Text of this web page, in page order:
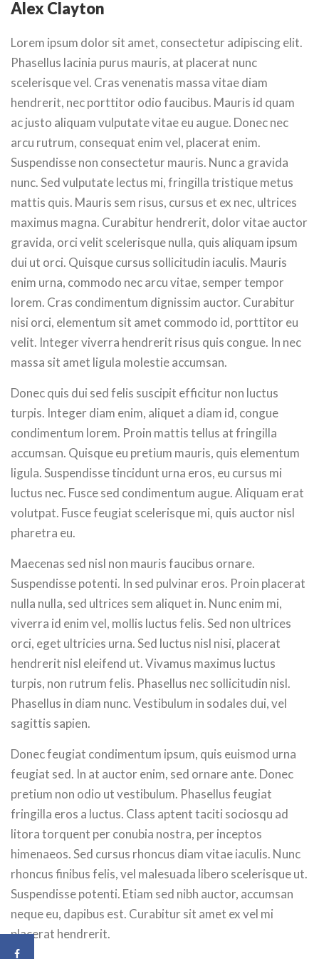
Alex Clayton
Lorem ipsum dolor sit amet, consectetur adipiscing elit.
Phasellus lacinia purus mauris, at placerat nunc
scelerisque vel. Cras venenatis massa vitae diam
hendrerit, nec porttitor odio faucibus. Mauris id quam
ac justo aliquam vulputate vitae eu augue. Donec nec
arcu rutrum, consequat enim vel, placerat enim.
Suspendisse non consectetur mauris. Nunc a gravida
nunc. Sed vulputate lectus mi, fringilla tristique metus
mattis quis. Mauris sem risus, cursus et ex nec, ultrices
maximus magna. Curabitur hendrerit, dolor vitae auctor
gravida, orci velit scelerisque nulla, quis aliquam ipsum
dui ut orci. Quisque cursus sollicitudin iaculis. Mauris
enim urna, commodo nec arcu vitae, semper tempor
lorem. Cras condimentum dignissim auctor. Curabitur
nisi orci, elementum sit amet commodo id, porttitor eu
velit. Integer viverra hendrerit risus quis congue. In nec
massa sit amet ligula molestie accumsan.
Donec quis dui sed felis suscipit efficitur non luctus
turpis. Integer diam enim, aliquet a diam id, congue
condimentum lorem. Proin mattis tellus at fringilla
accumsan. Quisque eu pretium mauris, quis elementum
ligula. Suspendisse tincidunt urna eros, eu cursus mi
luctus nec. Fusce sed condimentum augue. Aliquam erat
volutpat. Fusce feugiat scelerisque mi, quis auctor nisl
pharetra eu.
Maecenas sed nisl non mauris faucibus ornare.
Suspendisse potenti. In sed pulvinar eros. Proin placerat
nulla nulla, sed ultrices sem aliquet in. Nunc enim mi,
viverra id enim vel, mollis luctus felis. Sed non ultrices
orci, eget ultricies urna. Sed luctus nisl nisi, placerat
hendrerit nisl eleifend ut. Vivamus maximus luctus
turpis, non rutrum felis. Phasellus nec sollicitudin nisl.
Phasellus in diam nunc. Vestibulum in sodales dui, vel
sagittis sapien.
Donec feugiat condimentum ipsum, quis euismod urna
feugiat sed. In at auctor enim, sed ornare ante. Donec
pretium non odio ut vestibulum. Phasellus feugiat
fringilla eros a luctus. Class aptent taciti sociosqu ad
litora torquent per conubia nostra, per inceptos
himenaeos. Sed cursus rhoncus diam vitae iaculis. Nunc
rhoncus finibus felis, vel malesuada libero scelerisque ut.
Suspendisse potenti. Etiam sed nibh auctor, accumsan
neque eu, dapibus est. Curabitur sit amet ex vel mi
placerat hendrerit.